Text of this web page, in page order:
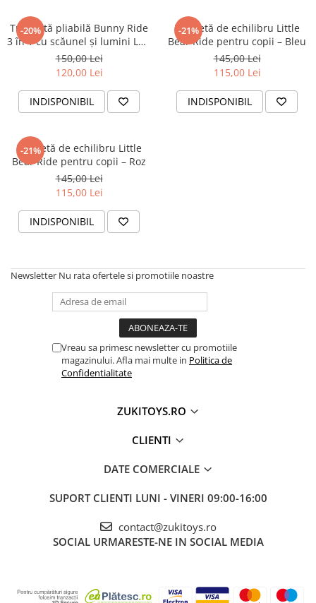
-20%
Trotinetă pliabilă Bunny Ride
3 în 1 cu scăunel și lumini LED
– Bleu
150,00 Lei
120,00 Lei
INDISPONIBIL
-21%
Bicicletă de echilibru Little
Bear Ride pentru copii – Bleu
145,00 Lei
115,00 Lei
INDISPONIBIL
-21%
Bicicletă de echilibru Little
Bear Ride pentru copii – Roz
145,00 Lei
115,00 Lei
INDISPONIBIL
Newsletter Nu rata ofertele si promotiile noastre
Vreau sa primesc newsletter cu promotiile
magazinului. Afla mai multe in Politica de
Confidentialitate
ZUKITOYS.RO
CLIENTI
DATE COMERCIALE
SUPORT CLIENTI LUNI - VINERI 09:00-16:00
contact@zukitoys.ro
SOCIAL URMARESTE-NE IN SOCIAL MEDIA